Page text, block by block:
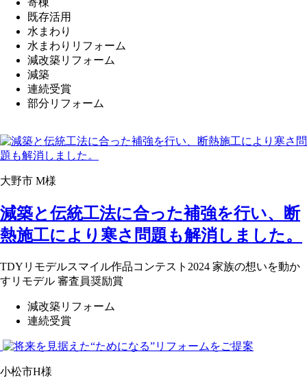
既存活用
水まわり
水まわりリフォーム
減改築リフォーム
減築
連続受賞
部分リフォーム
大野市 M様
減築と伝統工法に合った補強を行い、断
熱施工により寒さ問題も解消しました。
TDYリモデルスマイル作品コンテスト2024 家族の想いを動か
すリモデル 審査員奨励賞
減改築リフォーム
連続受賞
小松市H様